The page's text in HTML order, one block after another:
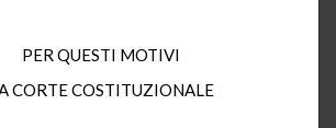
PER QUESTI MOTIVI
CORTE COSTITUZIONALE